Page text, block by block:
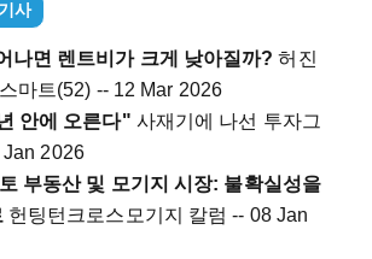
사
나면 렌트비가 크게 낮아질까? 허진
마트(52) -- 12 Mar 2026
안에 오른다" 사재기에 나선 투자그
Jan 2026
부동산 및 모기지 시장: 불확실성을
헌팅턴크로스모기지 칼럼 -- 08 Jan